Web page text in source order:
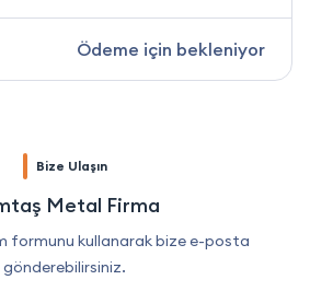
Ödeme için bekleniyor
Bize Ulaşın
Metal Firma
formunu kullanarak bize e-posta
gönderebilirsiniz.